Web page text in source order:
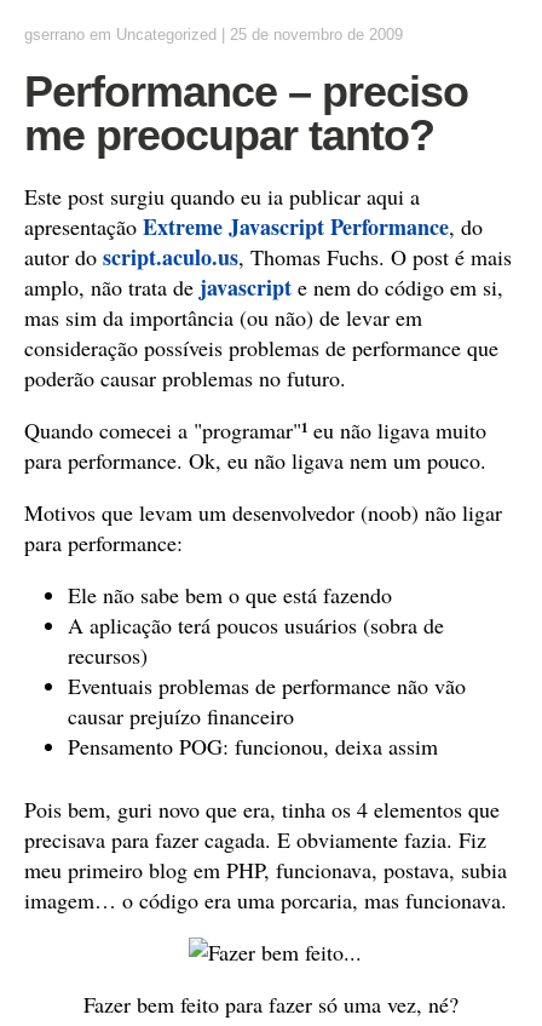
gserrano em Uncategorized 25 de novembro de 2009
Performance – preciso
me preocupar tanto?
Este post surgiu quando eu ia publicar aqui a
apresentação Extreme Javascript Performance, do
autor do script.aculo.us, Thomas Fuchs. O post é mais
amplo, não trata de javascript e nem do código em si,
mas sim da importância (ou não) de levar em
consideração possíveis problemas de performance que
poderão causar problemas no futuro.
Quando comecei a "programar"¹ eu não ligava muito
para performance. Ok, eu não ligava nem um pouco.
Motivos que levam um desenvolvedor (noob) não ligar
para performance:
Ele não sabe bem o que está fazendo
A aplicação terá poucos usuários (sobra de
recursos)
Eventuais problemas de performance não vão
causar prejuízo financeiro
Pensamento POG: funcionou, deixa assim
Pois bem, guri novo que era, tinha os 4 elementos que
precisava para fazer cagada. E obviamente fazia. Fiz
meu primeiro blog em PHP, funcionava, postava, subia
imagem… o código era uma porcaria, mas funcionava.
Fazer bem feito para fazer só uma vez, né?